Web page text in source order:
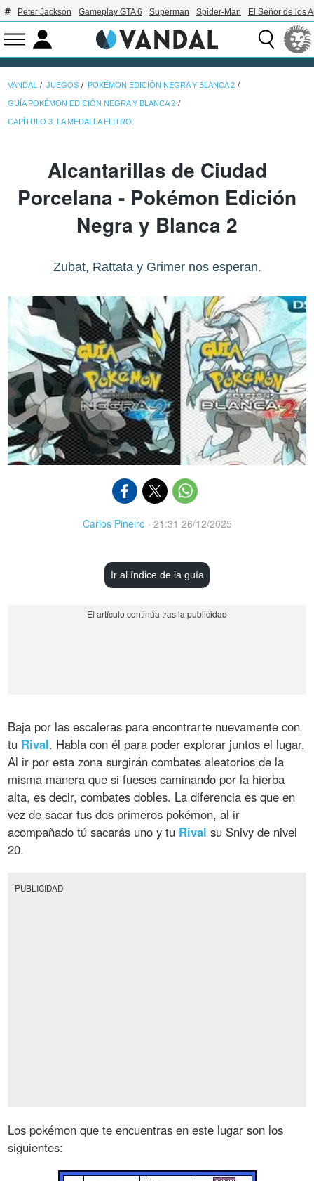
Peter Jackson Gameplay GTA 6 Superman Spider-Man El Señor de los
VANDAL JUEGOS POKÉMON EDICIÓN NEGRA Y BLANCA 2
GUÍA POKÉMON EDICIÓN NEGRA Y BLANCA 2
CAPÍTULO 3. LA MEDALLA ELITRO.
Alcantarillas de Ciudad
Porcelana - Pokémon Edición
Negra y Blanca 2
Zubat, Rattata y Grimer nos esperan.
Carlos Piñeiro · 21:31 26/12/2025
Ir al índice de la guía
Baja por las escaleras para encontrarte nuevamente con
tu Rival. Habla con él para poder explorar juntos el lugar.
Al ir por esta zona surgirán combates aleatorios de la
misma manera que si fueses caminando por la hierba
alta, es decir, combates dobles. La diferencia es que en
vez de sacar tus dos primeros pokémon, al ir
acompañado tú sacarás uno y tu Rival su Snivy de nivel
20.
PUBLICIDAD
Los pokémon que te encuentras en este lugar son los
siguientes: